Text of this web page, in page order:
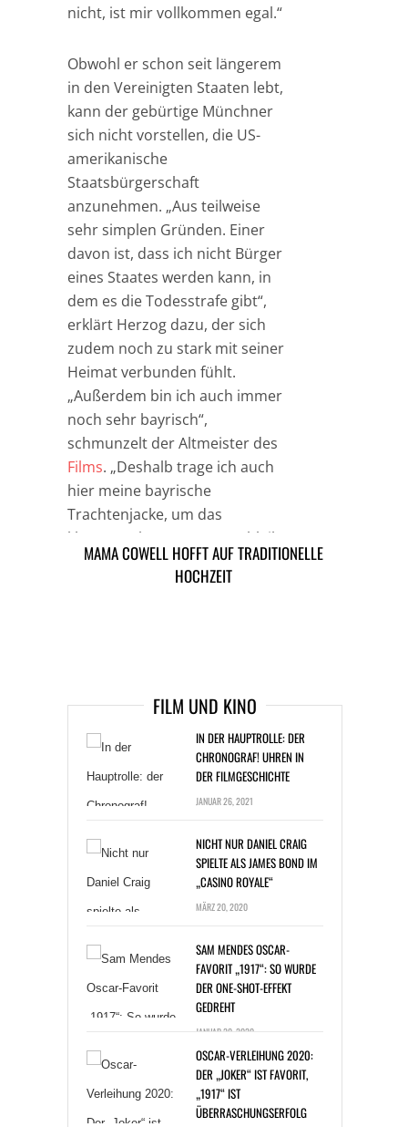
nicht, ist mir vollkommen egal.“
Obwohl er schon seit längerem
in den Vereinigten Staaten lebt,
kann der gebürtige Münchner
sich nicht vorstellen, die US-
amerikanische
Staatsbürgerschaft
anzunehmen. „Aus teilweise
sehr simplen Gründen. Einer
davon ist, dass ich nicht Bürger
eines Staates werden kann, in
dem es die Todesstrafe gibt“,
erklärt Herzog dazu, der sich
zudem noch zu stark mit seiner
Heimat verbunden fühlt.
„Außerdem bin ich auch immer
noch sehr bayrisch“,
schmunzelt der Altmeister des
Films. „Deshalb trage ich auch
hier meine bayrische
Trachtenjacke, um das
klarzumachen. Im Herzen bleibe
ich immer Bayer.“
SCHERZKEKS JULIANNE MOORE
MAMA COWELL HOFFT AUF TRADITIONELLE
HOCHZEIT
FILM UND KINO
IN DER HAUPTROLLE: DER
CHRONOGRAF! UHREN IN
DER FILMGESCHICHTE
JANUAR 26, 2021
SPIELTE ALS JAMES BOND IM
„CASINO ROYALE“
MÄRZ 20, 2020
FAVORIT „1917“: SO WURDE
DER ONE-SHOT-EFFEKT
GEDREHT
JANUAR 20, 2020
OSCAR-VERLEIHUNG 2020:
DER „JOKER“ IST FAVORIT,
„1917“ IST
ÜBERRASCHUNGSERFOLG
JANUAR 14, 2020